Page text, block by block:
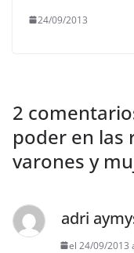
24/09/2013
2
poder en las
varones y
adri
el 24/09/2013